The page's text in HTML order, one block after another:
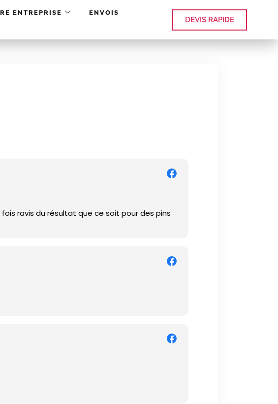
ENTREPRISE
ENVOIS
DEVIS RAPIDE
ravis du résultat que ce soit pour des pins